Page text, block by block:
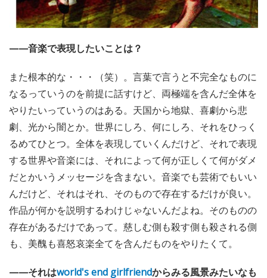
——音楽で表現したいことは？
また根本的な・・・（笑）。言葉で言うと不完全なものに
なるっていうのを前提に話すけど、両極端を含んだ全体を
やりたいっていうのはある。天国から地獄、喜劇から悲
劇、光から闇とか。世界にしろ、何にしろ、それをひっく
るめてひとつ。全体を表現していくんだけど、それで表現
する世界や音楽には、それによって何が正しくて何がダメ
だとかいうメッセージを含まない。音楽でも芸術でもいい
んだけど、それはそれ、そのもので存在するだけが良い。
作品が何かを説明するわけじゃないんだよね。そのものの
存在があるだけであって。慈しむ側も殺す側も殺される側
も、美醜も喜怒哀楽全てを含んだものをやりたくて。
——それはworld's end girlfriendからみる風景みたいなも